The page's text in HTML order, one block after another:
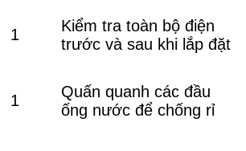
1
Kiểm tra toàn bộ điện
trước và sau khi lắp đặt
1
Quấn quanh các đầu
ống nước để chống rỉ